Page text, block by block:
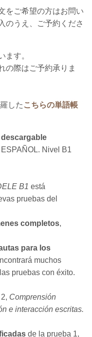
をご希望の方はお問い
のうえ、ご予約くださ
ます。
の際はご予約承りま
した こちらの単語帳
Nivel B1
B1 está
pruebas del
completos,
para los
muchos
pruebas con éxito.
Comprensión
e interacción escritas.
de la prueba 1,